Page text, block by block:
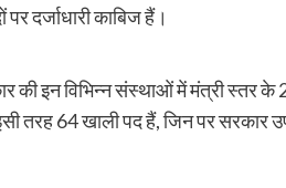
दर्जाधारी काबिज हैं।
की इन विभिन्न संस्थाओं में मंत्री स्तर
तरह 64 खाली पद हैं, जिन पर सरकार